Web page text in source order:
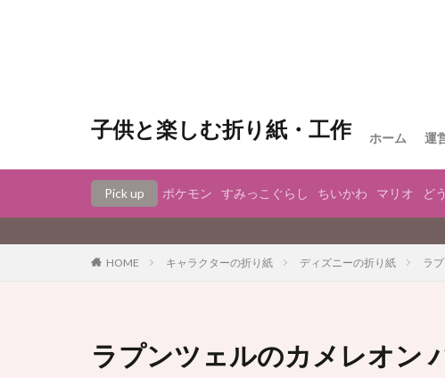
子供と楽しむ折り紙・工作 ホーム 運
Pick up ポケモン すみっこぐらし ちいかわ マリオ ど
HOME キャラクターの折り紙 ディズニーの折り紙 ラ
ラプンツェルのカメレオン